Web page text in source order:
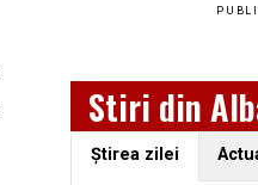
Stiri din
Ştirea zilei